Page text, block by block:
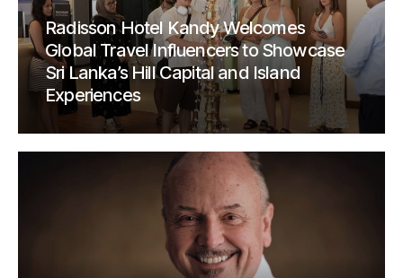
Radisson Hotel Kandy Welcomes
Global Travel Influencers to Showcase
Sri Lanka’s Hill Capital and Island
Experiences